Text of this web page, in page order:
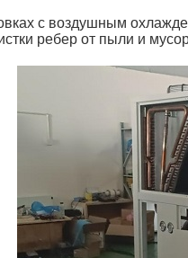
с воздушным
ребер от пыли и